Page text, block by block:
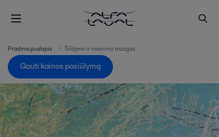
Pradinis puslapis Šildymo ir vėsinimo mazgas
Gauti kainos pasiūlymą